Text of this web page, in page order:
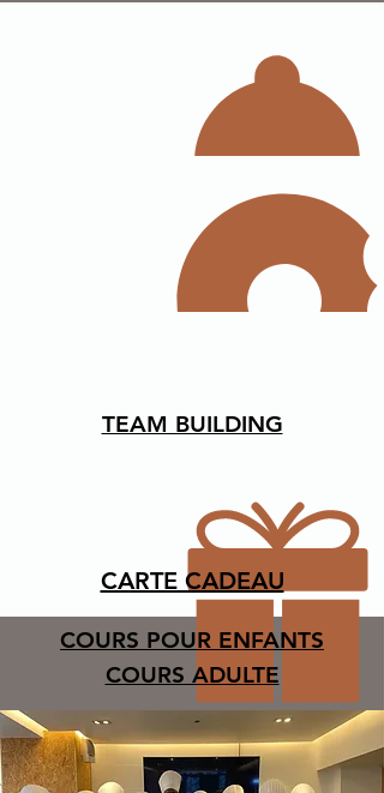
TEAM BUILDING
CARTE CADEAU
COURS POUR ENFANTS
COURS ADULTE